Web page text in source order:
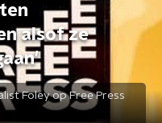
alsof ze
Foley op Free Press